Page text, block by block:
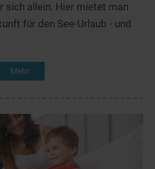
sich allein. Hier mietet man
für den See-Urlaub - und
Mehr